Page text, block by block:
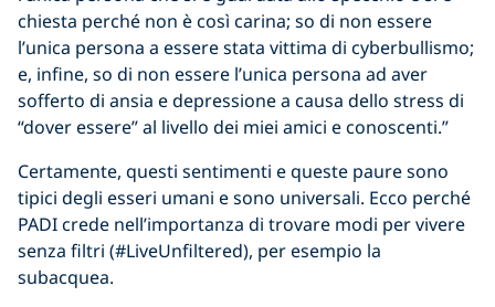
chiesta perché non è così carina; so di non essere
l’unica persona a essere stata vittima di cyberbullismo;
e, infine, so di non essere l’unica persona ad aver
sofferto di ansia e depressione a causa dello stress di
“dover essere” al livello dei miei amici e conoscenti.”
Certamente, questi sentimenti e queste paure sono
tipici degli esseri umani e sono universali. Ecco perché
PADI crede nell’importanza di trovare modi per vivere
senza filtri (#LiveUnfiltered), per esempio la
subacquea.